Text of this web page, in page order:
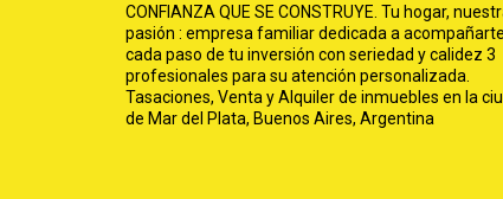
CONFIANZA QUE SE CONSTRUYE. Tu hogar,
pasión : empresa familiar dedicada a
cada paso de tu inversión con seriedad y calidez 3
profesionales para su atención personalizada.
Tasaciones, Venta y Alquiler de inmuebles en la
de Mar del Plata, Buenos Aires, Argentina